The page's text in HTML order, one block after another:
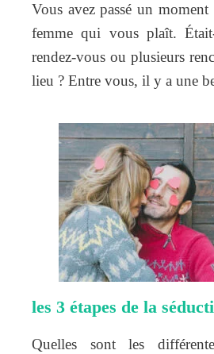
Vous avez passé un moment
femme qui vous plaît.
rendez-vous ou plusieurs
lieu ? Entre vous, il y a une
les 3 étapes de la
Quelles sont les